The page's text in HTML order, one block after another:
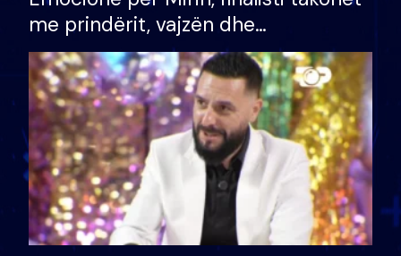
me prindërit, vajzën dhe
bashkëshorten: S’kemi ndonjë letër
divorci apo jo?